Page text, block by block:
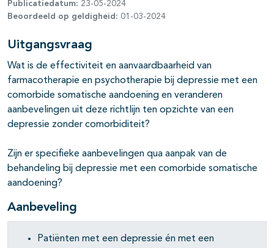
Publicatiedatum: 23-05-2024
Beoordeeld op geldigheid: 01-03-2024
Uitgangsvraag
Wat is de effectiviteit en aanvaardbaarheid van
farmacotherapie en psychotherapie bij depressie met een
comorbide somatische aandoening en veranderen
aanbevelingen uit deze richtlijn ten opzichte van een
depressie zonder comorbiditeit?
Zijn er specifieke aanbevelingen qua aanpak van de
behandeling bij depressie met een comorbide somatische
aandoening?
Aanbeveling
Patiënten met een depressie én met een